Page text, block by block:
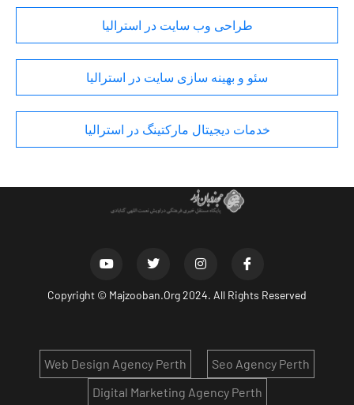
طراحی وب سایت در استرالیا
سئو و بهینه سازی سایت در استرالیا
خدمات دیجیتال مارکتینگ در استرالیا
Copyright © Majzooban.Org2024. All Rights Reserved
Seo Agency Perth
Web Design Agency Perth
Digital Marketing Agency Perth